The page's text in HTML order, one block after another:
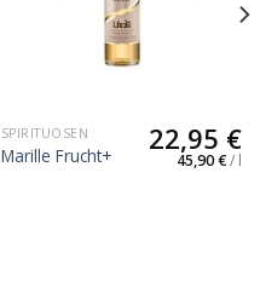
SPIRITUOSEN
Marille Frucht+ 22,95 €
45,90€/l